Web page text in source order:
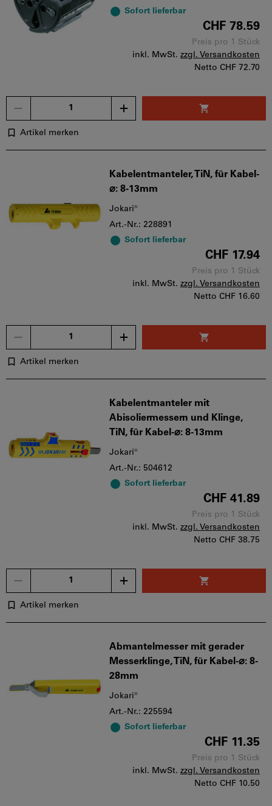
Sofort lieferbar
CHF 78.59
Preis pro 1 Stück
inkl. MwSt. zzgl. Versandkosten
Netto CHF 72.70
Artikel merken
Kabelentmanteler, TiN, für Kabel-
⌀: 8-13mm
Jokari®
Art.-Nr.: 228891
Sofort lieferbar
CHF 17.94
Preis pro 1 Stück
inkl. MwSt. zzgl. Versandkosten
Netto CHF 16.60
Artikel merken
Kabelentmanteler mit
Abisoliermessern und Klinge,
TiN, für Kabel-⌀: 8-13mm
Jokari®
Art.-Nr.: 504612
Sofort lieferbar
CHF 41.89
Preis pro 1 Stück
inkl. MwSt. zzgl. Versandkosten
Netto CHF 38.75
Artikel merken
Abmantelmesser mit gerader
Messerklinge, TiN, für Kabel-⌀: 8-
28mm
Jokari®
Art.-Nr.: 225594
Sofort lieferbar
CHF 11.35
Preis pro 1 Stück
inkl. MwSt. zzgl. Versandkosten
Netto CHF 10.50